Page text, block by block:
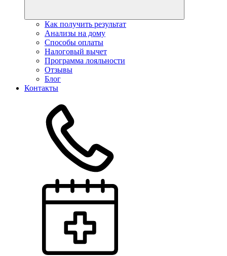
Как получить результат
Анализы на дому
Способы оплаты
Налоговый вычет
Программа лояльности
Отзывы
Блог
Контакты